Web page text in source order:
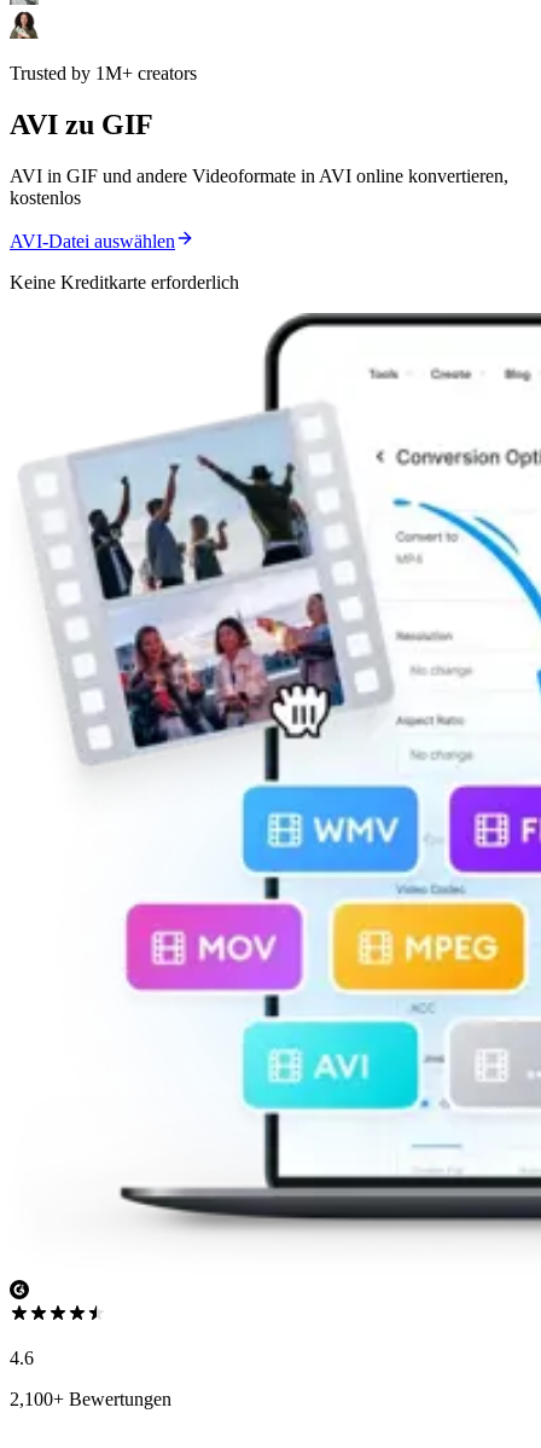
Trusted by 1M+ creators
AVI zu GIF
AVI in GIF und andere Videoformate in AVI online konvertieren,
kostenlos
AVI-Datei auswählen
Keine Kreditkarte erforderlich
4.6
2,100+ Bewertungen